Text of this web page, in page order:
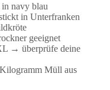
navy blau
in Unterfranken
geeignet
→ überprüfe deine
Müll aus